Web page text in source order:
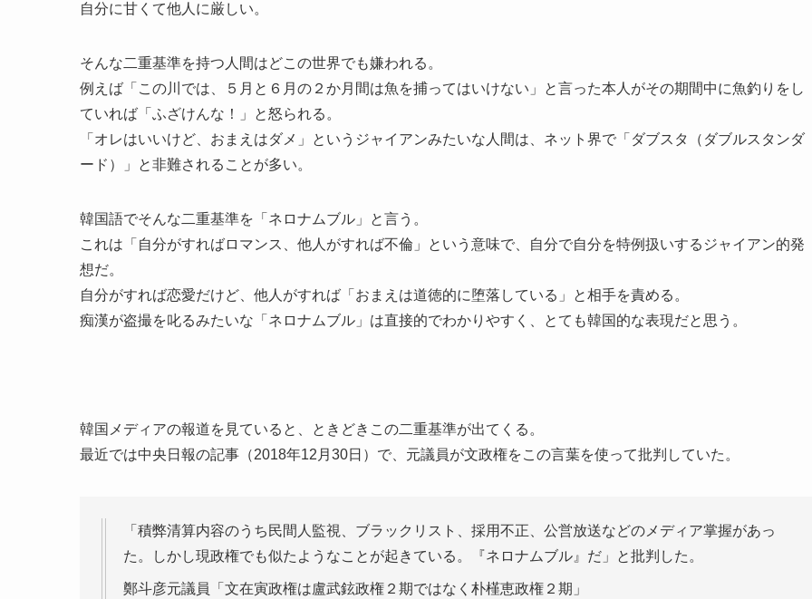
自分に甘くて他人に厳しい。
そんな二重基準を持つ人間はどこの世界でも嫌われる。
例えば「この川では、５月と６月の２か月間は魚を捕ってはいけない」と言った本人がその期間中に魚釣りをし
ていれば「ふざけんな！」と怒られる。
「オレはいいけど、おまえはダメ」というジャイアンみたいな人間は、ネット界で「ダブスタ（ダブルスタンダ
ード）」と非難されることが多い。
韓国語でそんな二重基準を「ネロナムブル」と言う。
これは「自分がすればロマンス、他人がすれば不倫」という意味で、自分で自分を特例扱いするジャイアン的発
想だ。
自分がすれば恋愛だけど、他人がすれば「おまえは道徳的に堕落している」と相手を責める。
痴漢が盗撮を叱るみたいな「ネロナムブル」は直接的でわかりやすく、とても韓国的な表現だと思う。
韓国メディアの報道を見ていると、ときどきこの二重基準が出てくる。
最近では中央日報の記事（2018年12月30日）で、元議員が文政権をこの言葉を使って批判していた。
「積弊清算内容のうち民間人監視、ブラックリスト、採用不正、公営放送などのメディア掌握があっ
た。しかし現政権でも似たようなことが起きている。『ネロナムブル』だ」と批判した。
鄭斗彦元議員「文在寅政権は盧武鉉政権２期ではなく朴槿恵政権２期」